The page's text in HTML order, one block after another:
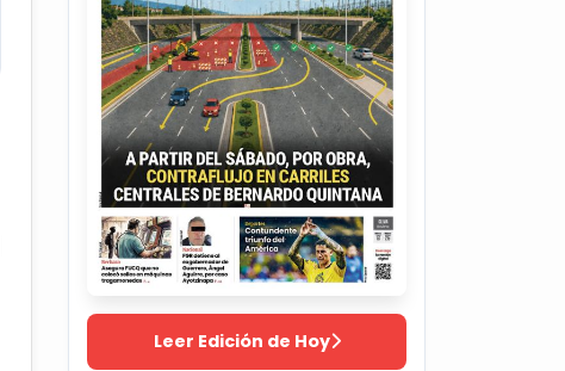
Leer Edición de Hoy